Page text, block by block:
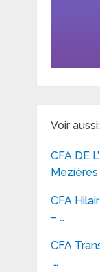
Voir aussi:
CFA DE
Mezières
CFA
– …
CFA
…